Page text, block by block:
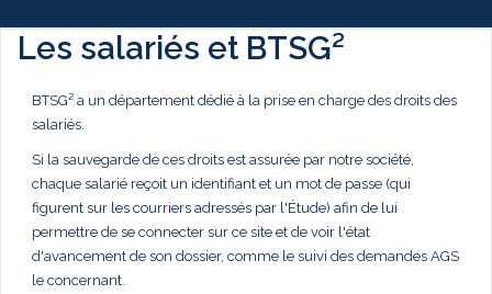
Les salariés et BTSG²
BTSG² a un département dédié à la prise en charge des droits des
salariés.
Si la sauvegarde de ces droits est assurée par notre société,
chaque salarié reçoit un identifiant et un mot de passe (qui
figurent sur les courriers adressés par l'Étude) afin de lui
permettre de se connecter sur ce site et de voir l'état
d'avancement de son dossier, comme le suivi des demandes AGS
le concernant.